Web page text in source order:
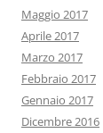
Maggio 2017
Aprile 2017
Marzo 2017
Febbraio 2017
Gennaio 2017
Dicembre 2016